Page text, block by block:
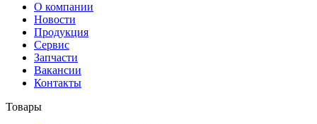
О компании
Новости
Продукция
Сервис
Запчасти
Вакансии
Контакты
Товары